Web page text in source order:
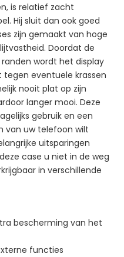
is relatief zacht
Hij sluit dan ook goed
zijn gemaakt van hoge
Doordat de
wordt het display
eventuele krassen
nooit plat op zijn
langer mooi. Deze
gebruik en een
van uw telefoon wilt
uitsparingen
case u niet in de weg
in verschillende
bescherming van het
functies